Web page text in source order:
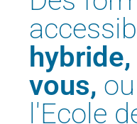
vous,
l'Ecole